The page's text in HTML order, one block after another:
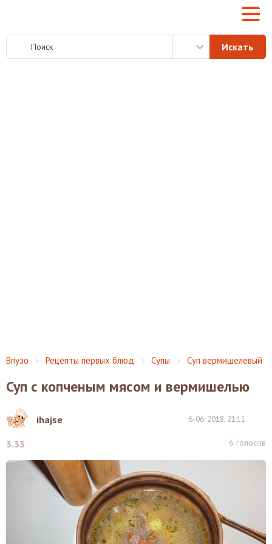
Впузо Рецепты первых блюд Супы Суп вермишелевый
Суп с копченым мясом и вермишелью
ihajse 6-06-2018, 21:11
3.33 6 голосов